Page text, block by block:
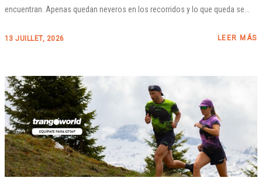
encuentran. Apenas quedan neveros en los recorridos y lo que queda se...
13 JUILLET, 2026 LEER MÁS